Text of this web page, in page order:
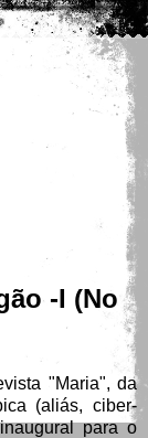
pequena
-I (No
"Maria", da
(aliás, ciber-
para o